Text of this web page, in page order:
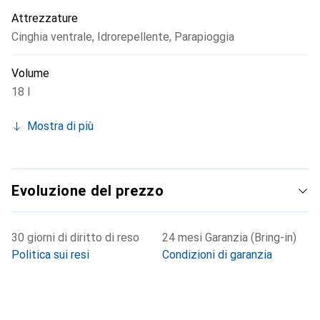
Attrezzature
Cinghia ventrale, Idrorepellente, Parapioggia
Volume
18 l
Mostra di più
Evoluzione del prezzo
30 giorni di diritto di reso
Politica sui resi
24 mesi Garanzia (Bring-in)
Condizioni di garanzia